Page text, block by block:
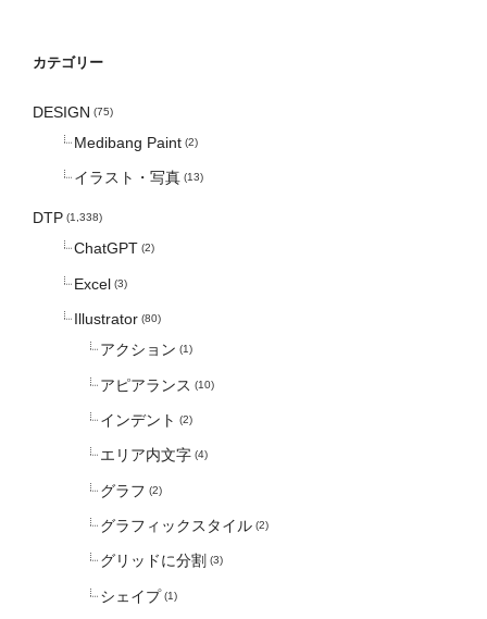
カテゴリー
DESIGN (75)
Medibang Paint (2)
イラスト・写真 (13)
DTP (1,338)
ChatGPT (2)
Excel (3)
Illustrator (80)
アクション (1)
アピアランス (10)
インデント (2)
エリア内文字 (4)
グラフ (2)
グラフィックスタイル (2)
グリッドに分割 (3)
シェイプ (1)